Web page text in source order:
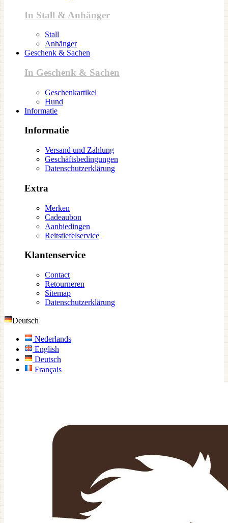
In Stall & Anhänger
Stall
Anhänger
Geschenk & Sachen
In Geschenk & Sachen
Geschenkartikel
Hund
Informatie
Informatie
Versand und Zahlung
Geschäftsbedingungen
Datenschutzerklärung
Extra
Merken
Cadeaubon
Aanbiedingen
Reitstiefelservice
Klantenservice
Contact
Retourneren
Sitemap
Datenschutzerklärung
Deutsch
Nederlands
English
Deutsch
Français